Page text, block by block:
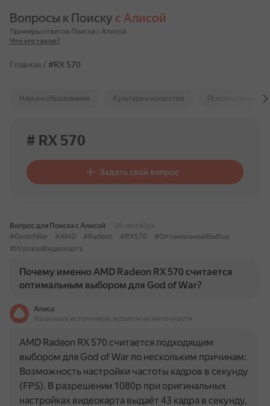
Вопросы к Поиску с Алисой
Примеры ответов Поиска с Алисой
Что это такое?
Главная / #RX 570
Наука и образование Культура и искусство Психология и
# RX 570
Задать свой вопрос
Вопрос для Поиска с Алисой
29 сентября
#GodofWar
#AMD #Radeon #RX570
#ОптимальныйВыбор
#ИгроваяВидеокарта
Почему именно AMD Radeon RX 570 считается
оптимальным выбором для God of War?
Алиса
На основе источников, возможны неточности
AMD Radeon RX 570 считается подходящим
выбором для God of War по нескольким причинам:
Возможность настройки частоты кадров в секунду
(FPS). В разрешении 1080p при оригинальных
настройках видеокарта выдаёт 43 кадра в секунду,